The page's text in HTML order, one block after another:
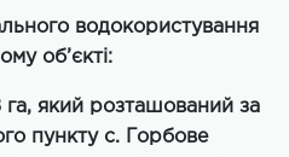
водокористування
об’єкті:
який розташований за
пункту с. Горбове